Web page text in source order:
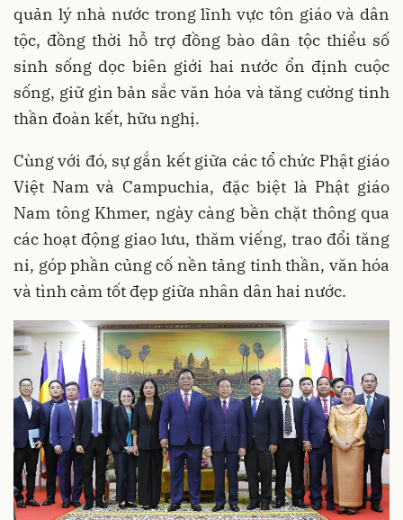
quản lý nhà nước trong lĩnh vực tôn giáo và dân
tộc, đồng thời hỗ trợ đồng bào dân tộc thiểu số
sinh sống dọc biên giới hai nước ổn định cuộc
sống, giữ gìn bản sắc văn hóa và tăng cường tinh
thần đoàn kết, hữu nghị.
Cùng với đó, sự gắn kết giữa các tổ chức Phật giáo
Việt Nam và Campuchia, đặc biệt là Phật giáo
Nam tông Khmer, ngày càng bền chặt thông qua
các hoạt động giao lưu, thăm viếng, trao đổi tăng
ni, góp phần củng cố nền tảng tinh thần, văn hóa
và tình cảm tốt đẹp giữa nhân dân hai nước.